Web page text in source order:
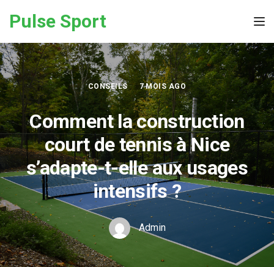
Pulse Sport
CONSEILS 7 MOIS AGO
Comment la construction
court de tennis à Nice
s’adapte-t-elle aux usages
intensifs ?
Admin